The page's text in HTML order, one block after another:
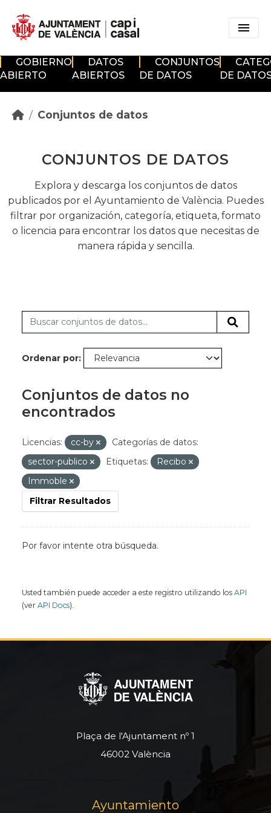
GOBIERNO
ABIERTO
DATOS
ABIERTOS
CONJUNTOS
DE DATOS
DE
Conjuntos de datos
CONJUNTOS DE DATOS
Explora y descarga los conjuntos de datos
publicados por el Ayuntamiento de València. Puedes
filtrar por organización, categoría, etiqueta, formato
o licencia para encontrar los datos que necesitas de
manera rápida y sencilla.
Ordenar por
Conjuntos de datos no
encontrados
Licencias: cc-by
Categorías de datos:
sector-publico
Etiquetas:
Recibo
Immoble
Filtrar Resultados
Por favor intente otra búsqueda.
Usted también puede acceder a este registro utilizando los API
(ver API Docs).
Plaça de l'Ajuntament nº 1
46002 València
Ayuntamiento